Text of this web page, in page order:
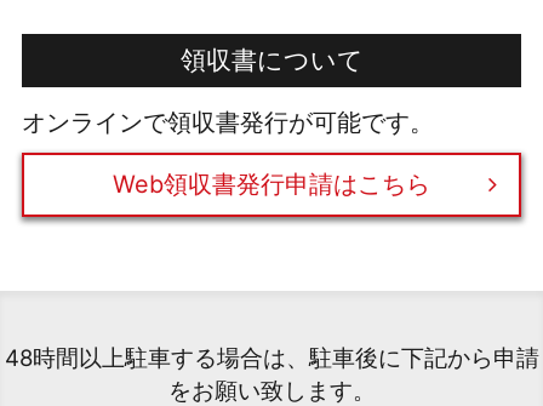
領収書について
オンラインで領収書発行が可能です。
Web領収書発行申請はこちら
48時間以上駐車する場合は、駐車後に下記から申請
をお願い致します。